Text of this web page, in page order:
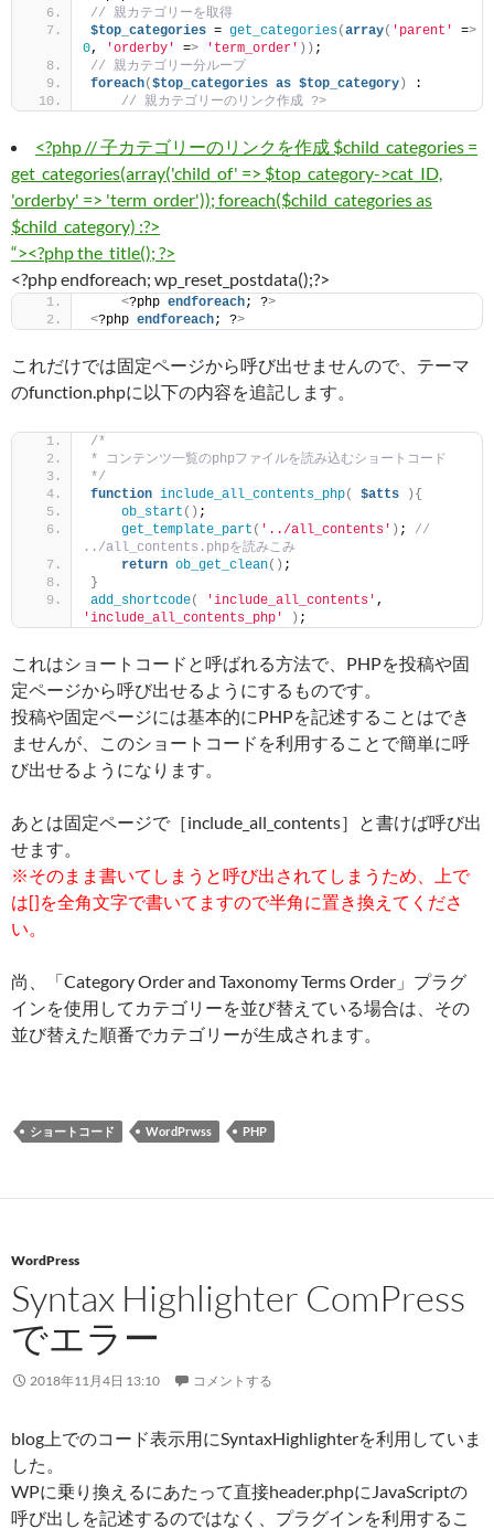
// 親カテゴリーを取得
$top_categories = get_categories(array( 'parent' =>
0, 'orderby' => 'term_order' )) ;
// 親カテゴリー分ループ
foreach($top_categories as $top_category )
:
// 親カテゴリーのリンク作成 ?>
<?php // 子カテゴリーのリンクを作成 $child_categories =
get_categories(array('child_of' => $top_category->cat_ID,
'orderby' => 'term_order')); foreach($child_categories as
$child_category) :?>
“><?php the_title(); ?>
<?php endforeach; wp_reset_postdata();?>
<?php endforeach; ?>
<?php endforeach; ?>
これだけでは固定ページから呼び出せませんので、テーマ
のfunction.phpに以下の内容を追記します。
/*
* コンテンツ一覧のphpファイルを読み込むショートコード
*/
function include_all_contents_php( $atts
){
ob_start () ;
get_template_part ( '../all_contents' ) ; //
../all_contents.phpを読みこみ
return ob_get_clean() ;
}
add_shortcode( 'include_all_contents'
'include_all_contents_php'
) ;
これはショートコードと呼ばれる方法で、PHPを投稿や固
定ページから呼び出せるようにするものです。
投稿や固定ページには基本的にPHPを記述することはでき
ませんが、このショートコードを利用することで簡単に呼
び出せるようになります。
あとは固定ページで［include_all_contents］と書けば呼び出
せます。
※そのまま書いてしまうと呼び出されてしまうため、上で
は[]を全角文字で書いてますので半角に置き換えてくださ
い。
尚、「Category Order and Taxonomy Terms Order」プラグ
インを使用してカテゴリーを並び替えている場合は、その
並び替えた順番でカテゴリーが生成されます。
ショートコード WordPrwss PHP
WordPress
Syntax Highlighter ComPress
でエラー
2018年11月4日 13:10 コメントする
blog上でのコード表示用にSyntaxHighlighterを利用していま
した。
WPに乗り換えるにあたって直接header.phpにJavaScriptの
呼び出しを記述するのではなく、プラグインを利用するこ